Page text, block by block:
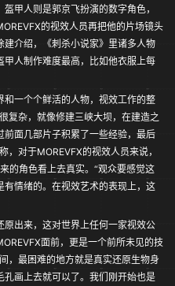
甲人则是郭京飞扮演的数字角色，
的视效人员再把他的片场镜头
介绍，《刺杀小说家》里诸多人物
人制作难度最高，比如他衣服上每
一个个鲜活的人物，视效工作的整
复杂，就像修建三峡大坝，在建造之
面几部片子积累了一些经验，最后
，对于MOREVFX的视效人员来说，
的角色看上去真实。“观众要感觉这
情绪的。在视效艺术的表现上，这
出来，这对世界上任何一家视效公
面前，更是一个前所未见的技
，最困难的地方就是真实还原生物身
画上去就可以了。我们刚开始也是